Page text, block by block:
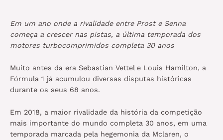
Em um ano onde a rivalidade entre Prost e Senna
começa a crescer nas pistas, a última temporada dos
motores turbocomprimidos completa 30 anos
Muito antes da era Sebastian Vettel e Louis Hamilton, a
Fórmula 1 já acumulou diversas disputas históricas
durante os seus 68 anos.
Em 2018, a maior rivalidade da história da competição
mais importante do mundo completa 30 anos, em uma
temporada marcada pela hegemonia da Mclaren, o